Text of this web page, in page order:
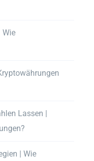
Wie
Lassen |
| Wie